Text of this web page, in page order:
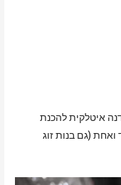
איטלקית להכנת
(גם בנות זוג